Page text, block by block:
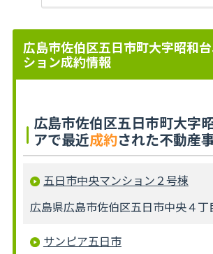
広島市佐伯区五日市町大字昭和
ション成約情報
広島市佐伯区五日市町大字
アで最近成約された不動産
五日市中央マンション２号棟
広島県広島市佐伯区五日市中央４丁
サンピア五日市